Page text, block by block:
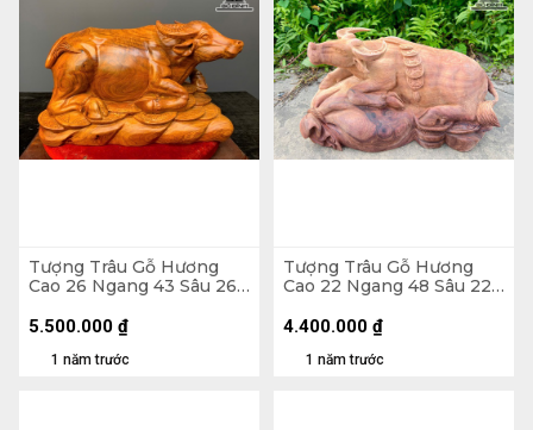
Tượng Trâu Gỗ Hương
Cao 26 Ngang 43 Sâu 26
1 năm trước
5.500.000 ₫
Tượng Trâu Gỗ Hương
Cao 22 Ngang 48 Sâu 22
1 năm trước
4.400.000 ₫